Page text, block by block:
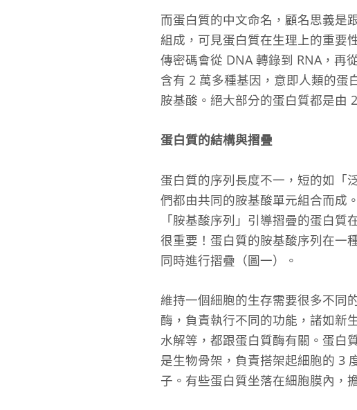
而蛋白質的中文命名，顧名思義是
組成，可見蛋白質在生理上的重要
傳密碼會從 DNA 轉錄到 RNA，再
含有 2 萬多種基因，意即人類的蛋
胺基酸。絕大部分的蛋白質都是由
蛋白質的結構與摺疊
蛋白質的序列長度不一，短的如「
們都由共同的胺基酸單元組合而成
「胺基酸序列」引導摺疊的蛋白
很重要！蛋白質的胺基酸序列在一
同時進行摺疊（圖一）。
維持一個細胞的生存需要很多不同
酶，負責執行不同的功能，諸如新
水解等，都跟蛋白質酶有關。蛋白
是生物骨架，負責搭架起細胞的 3
子。有些蛋白質坐落在細胞膜內，